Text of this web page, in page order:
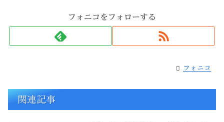
フォニコをフォローする
フォニコ
関連記事